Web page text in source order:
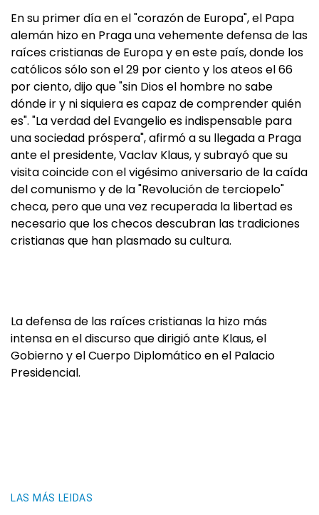
En su primer día en el "corazón de Europa", el Papa
alemán hizo en Praga una vehemente defensa de las
raíces cristianas de Europa y en este país, donde los
católicos sólo son el 29 por ciento y los ateos el 66
por ciento, dijo que "sin Dios el hombre no sabe
dónde ir y ni siquiera es capaz de comprender quién
es". "La verdad del Evangelio es indispensable para
una sociedad próspera", afirmó a su llegada a Praga
ante el presidente, Vaclav Klaus, y subrayó que su
visita coincide con el vigésimo aniversario de la caída
del comunismo y de la "Revolución de terciopelo"
checa, pero que una vez recuperada la libertad es
necesario que los checos descubran las tradiciones
cristianas que han plasmado su cultura.
La defensa de las raíces cristianas la hizo más
intensa en el discurso que dirigió ante Klaus, el
Gobierno y el Cuerpo Diplomático en el Palacio
Presidencial.
LAS MÁS LEIDAS